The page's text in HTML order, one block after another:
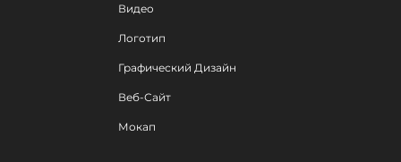
Видео
Логотип
Графический Дизайн
Веб-Сайт
Мокап